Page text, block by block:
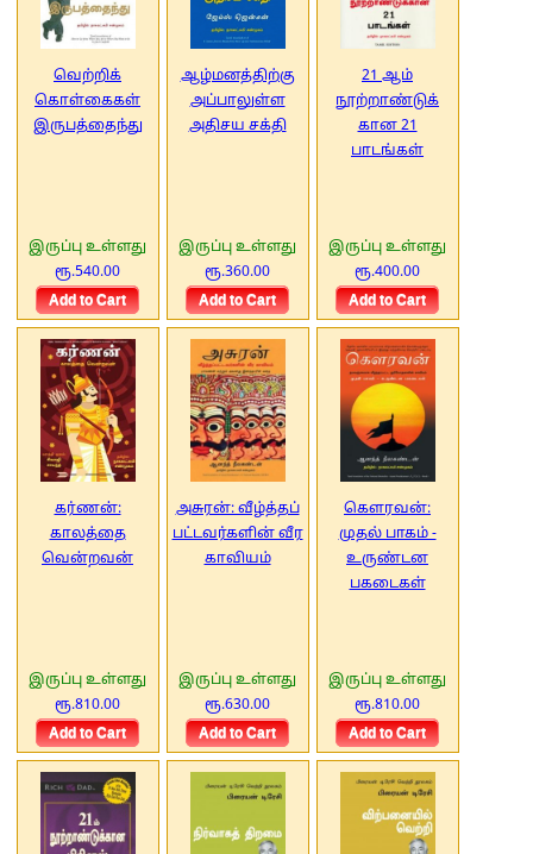
வெற்றிக்
கொள்கைகள்
இருபத்தைந்து
இருப்பு உள்ளது
ரூ.540.00
ஆழ்மனத்திற்கு
அப்பாலுள்ள
அதிசய சக்தி
இருப்பு உள்ளது
ரூ.360.00
21 ஆம்
நூற்றாண்டுக்
கான 21
பாடங்கள்
இருப்பு உள்ளது
ரூ.400.00
கர்ணன்:
காலத்தை
வென்றவன்
இருப்பு உள்ளது
ரூ.810.00
அசுரன்: வீழ்த்தப்
பட்டவர்களின் வீர
காவியம்
இருப்பு உள்ளது
ரூ.630.00
கௌரவன்:
முதல் பாகம் -
உருண்டன
பகடைகள்
இருப்பு உள்ளது
ரூ.810.00